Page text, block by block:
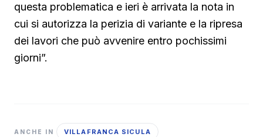
questa problematica e ieri è arrivata la nota in
cui si autorizza la perizia di variante e la ripresa
dei lavori che può avvenire entro pochissimi
giorni”.
ANCHE IN VILLAFRANCA SICULA